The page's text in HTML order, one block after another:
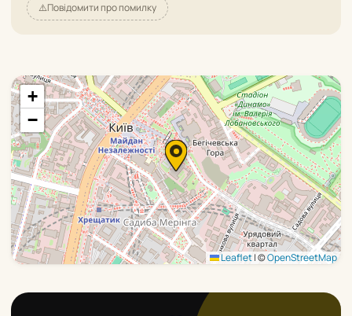
⚠️Повідомити про помилку
+
−
Leaflet|©OpenStreetMap